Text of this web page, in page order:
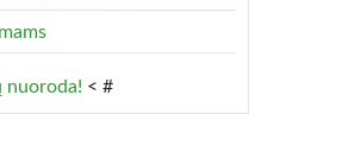
nuoroda! < #